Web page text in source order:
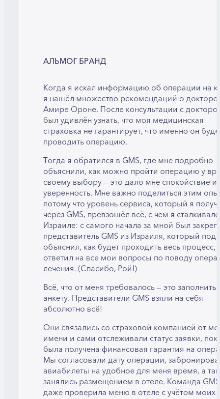
АЛЬМОГ БРАНД
Когда я искал информацию об операции на
я нашёл множество рекомендаций о докторе
Амире Ороне. После консультации с
был удивлён узнать, что моя медицинская
страховка не гарантирует, что именно он
проводить операцию.
Тогда я обратился в GMS, где мне подробно
объяснили, как можно пройти операцию у
своему выбору — это дало мне спокойствие и
уверенность. Мне важно поделиться этим
потому что уровень сервиса, который я
через GMS, превзошёл всё, с чем я
Израиле: с самого начала за мной был
представитель GMS из Израиля, который
объяснил, как будет проходить весь процесс,
ответил на все мои вопросы по поводу
лечения. (Спасибо, Рой!)
Всё, что от меня требовалось — это заполнить
анкету. Представители GMS взяли на себя
абсолютно всё!
Они связались со страховой компанией от
имени и сами отслеживали статус заявки,
была получена финансовая гарантия на
Мы согласовали дату операции,
авиабилеты на удобное для меня время, а
занялись размещением в отеле. Команда GMS
даже проверила меню в отеле с учётом моих